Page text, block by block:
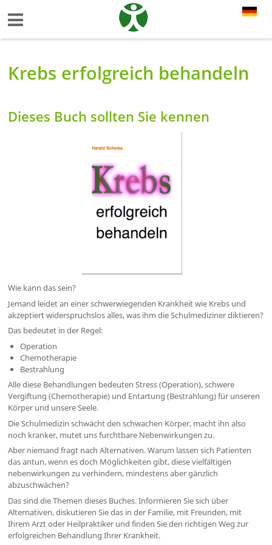
Krebs erfolgreich behandeln
Dieses Buch sollten Sie kennen
Wie kann das sein?
Jemand leidet an einer schwerwiegenden Krankheit wie Krebs und
akzeptiert widerspruchslos alles, was ihm die Schulmediziner diktieren?
Das bedeutet in der Regel:
Operation
Chemotherapie
Bestrahlung
Alle diese Behandlungen bedeuten Stress (Operation), schwere
Vergiftung (Chemotherapie) und Entartung (Bestrahlung) für unseren
Körper und unsere Seele.
Die Schulmedizin schwächt den schwachen Körper, macht ihn also
noch kranker, mutet uns furchtbare Nebenwirkungen zu.
Aber niemand fragt nach Alternativen. Warum lassen sich Patienten
das antun, wenn es doch Möglichkeiten gibt, diese vielfältigen
nebenwirkungen zu verhindern, mindestens aber gänzlich
abzuschwächen?
Das sind die Themen dieses Buches. Informieren Sie sich über
Alternativen, diskutieren Sie das in der Familie, mit Freunden, mit
Ihrem Arzt oder Heilpraktiker und finden Sie den richtigen Weg zur
erfolgreichen Behandlung Ihrer Krankheit.